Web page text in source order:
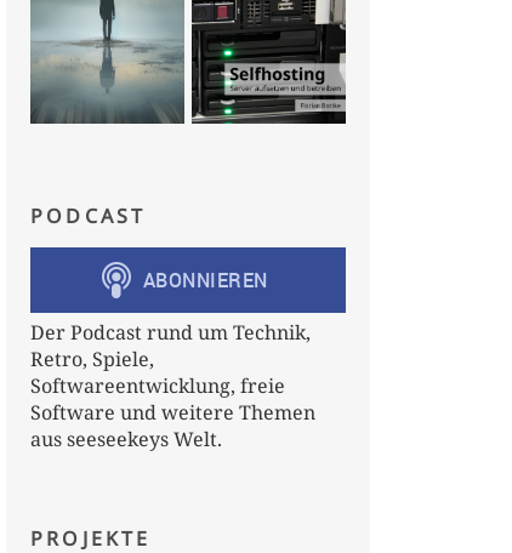
PODCAST
Der Podcast rund um Technik,
Retro, Spiele,
Softwareentwicklung, freie
Software und weitere Themen
aus seeseekeys Welt.
PROJEKTE